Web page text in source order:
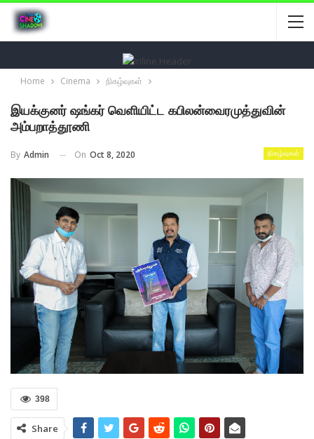
Home Cinema நிகழ்வுகள்
இயக்குனர் ஷங்கர் வெளியிட்ட கபிலன்வைரமுத்துவின்
அம்பறாத்தூணி
நிகழ்வுகள்
By Admin On Oct 8, 2020
398
Share